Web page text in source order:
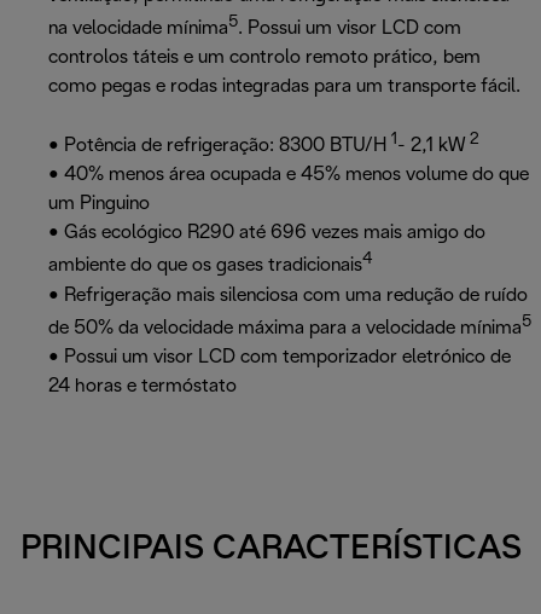
na velocidade mínima5. Possui um visor LCD com
controlos táteis e um controlo remoto prático, bem
como pegas e rodas integradas para um transporte fácil.
• Potência de refrigeração: 8300 BTU/H 1 - 2,1 kW 2
• 40% menos área ocupada e 45% menos volume do que
um Pinguino
• Gás ecológico R290 até 696 vezes mais amigo do
ambiente do que os gases tradicionais4
• Refrigeração mais silenciosa com uma redução de ruído
de 50% da velocidade máxima para a velocidade mínima5
• Possui um visor LCD com temporizador eletrónico de
24 horas e termóstato
PRINCIPAIS CARACTERÍSTICAS